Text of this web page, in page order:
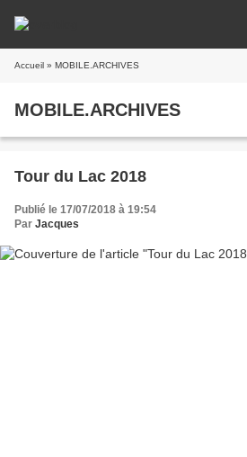
Accueil » MOBILE.ARCHIVES
MOBILE.ARCHIVES
Tour du Lac 2018
Publié le 17/07/2018 à 19:54
Par Jacques